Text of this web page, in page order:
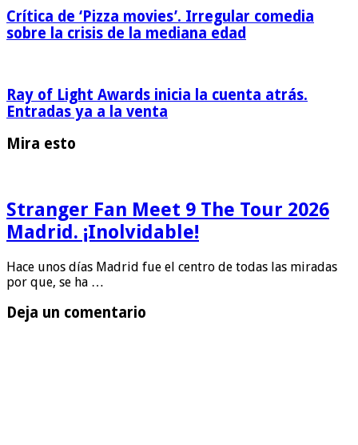
Crítica de ‘Pizza movies’. Irregular comedia
sobre la crisis de la mediana edad
Ray of Light Awards inicia la cuenta atrás.
Entradas ya a la venta
Mira esto
Stranger Fan Meet 9 The Tour 2026
Madrid. ¡Inolvidable!
Hace unos días Madrid fue el centro de todas las miradas
por que, se ha …
Deja un comentario